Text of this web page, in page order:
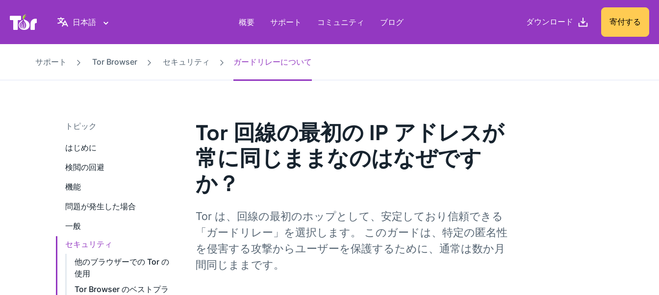
Tor Project ウェブサイト
日本語 概要 サポート コミュニティ ブログ ダウンロード 寄付する
サポート Tor Browser セキュリティ ガードリレーについて
トピック
はじめに
検閲の回避
機能
問題が発生した場合
一般
セキュリティ
他のブラウザーでの Tor の
使用
Tor Browser のベストプラ
Tor 回線の最初の IP アドレスが
常に同じままなのはなぜです
か？
Tor は、回線の最初のホップとして、安定しており信頼できる
「ガードリレー」を選択します。 このガードは、特定の匿名性
を侵害する攻撃からユーザーを保護するために、通常は数か月
間同じままです。